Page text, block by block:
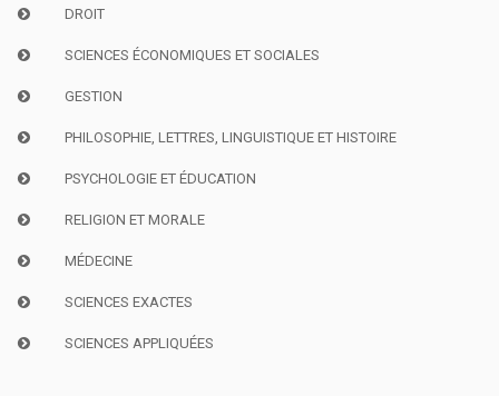
DROIT
SCIENCES ÉCONOMIQUES ET SOCIALES
GESTION
PHILOSOPHIE, LETTRES, LINGUISTIQUE ET HISTOIRE
PSYCHOLOGIE ET ÉDUCATION
RELIGION ET MORALE
MÉDECINE
SCIENCES EXACTES
SCIENCES APPLIQUÉES